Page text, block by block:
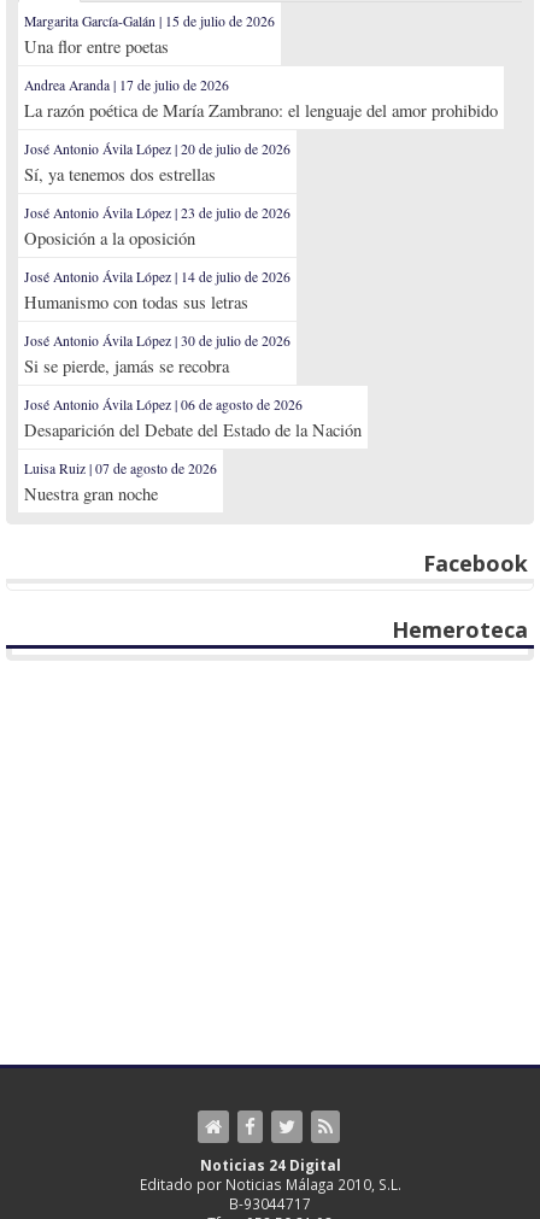
Margarita García-Galán | 15 de julio de 2026
Una flor entre poetas
Andrea Aranda | 17 de julio de 2026
La razón poética de María Zambrano: el lenguaje del amor prohibido
José Antonio Ávila López | 20 de julio de 2026
Sí, ya tenemos dos estrellas
José Antonio Ávila López | 23 de julio de 2026
Oposición a la oposición
José Antonio Ávila López | 14 de julio de 2026
Humanismo con todas sus letras
José Antonio Ávila López | 30 de julio de 2026
Si se pierde, jamás se recobra
José Antonio Ávila López | 06 de agosto de 2026
Desaparición del Debate del Estado de la Nación
Luisa Ruiz | 07 de agosto de 2026
Nuestra gran noche
Facebook
Hemeroteca
Noticias 24 Digital
Editado por Noticias Málaga 2010, S.L.
B-93044717